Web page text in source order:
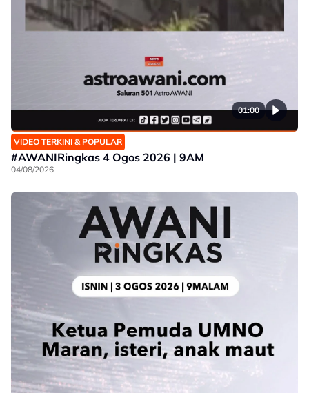
01:00
VIDEO TERKINI & POPULAR
#AWANIRingkas 4 Ogos 2026 | 9AM
04/08/2026